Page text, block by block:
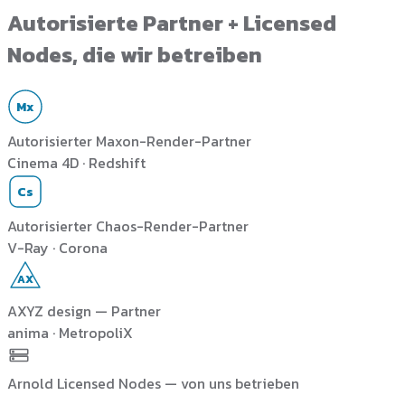
Autorisierte Partner + Licensed
Nodes, die wir betreiben
Mx
Autorisierter Maxon-Render-Partner
Cinema 4D · Redshift
Cs
Autorisierter Chaos-Render-Partner
V-Ray · Corona
AX
AXYZ design — Partner
anima · MetropoliX
Arnold Licensed Nodes — von uns betrieben